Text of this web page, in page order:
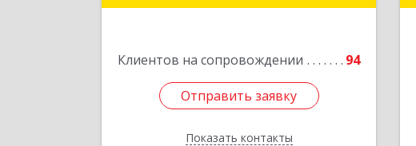
Клиентов на сопровождении 94
Отправить заявку
Показать контакты
Отправить заявку
Назад